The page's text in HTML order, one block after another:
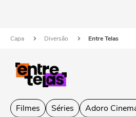
Capa Diversão Entre Telas
Filmes Séries Adoro